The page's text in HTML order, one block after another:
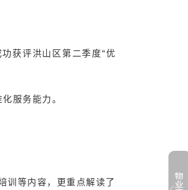
获评洪山区第二季度“优
服务能力。
训等内容，更重点解读了